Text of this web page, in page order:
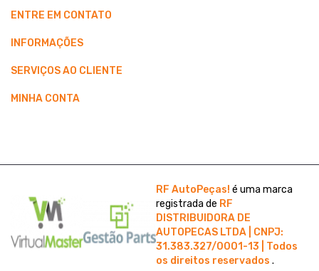
ENTRE EM CONTATO
INFORMAÇÕES
SERVIÇOS AO CLIENTE
MINHA CONTA
RF AutoPeças! é uma marca
registrada de RF
DISTRIBUIDORA DE
AUTOPECAS LTDA | CNPJ:
31.383.327/0001-13 | Todos
os direitos reservados.